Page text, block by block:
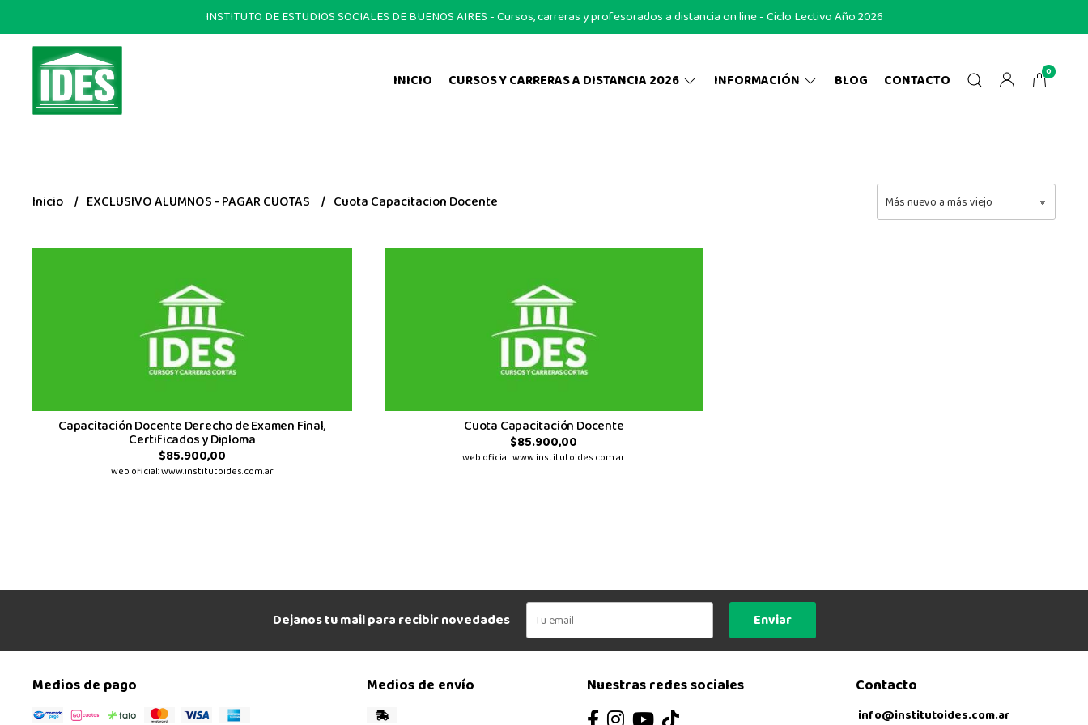
INSTITUTO DE ESTUDIOS SOCIALES DE BUENOS AIRES - Cursos, carreras y profesorados a distancia on line - Ciclo Lectivo Año 2026
INICIO CURSOS Y CARRERAS A DISTANCIA 2026 INFORMACIÓN BLOG CONTACTO 0
Inicio EXCLUSIVO ALUMNOS - PAGAR CUOTAS Cuota Capacitacion Docente
Capacitación Docente Derecho de Examen Final,
Certificados y Diploma
$85.900,00
web oficial: www.institutoides.com.ar
Cuota Capacitación Docente
$85.900,00
web oficial: www.institutoides.com.ar
Dejanos tu mail para recibir novedades Enviar
Medios de pago Medios de envío Nuestras redes sociales Contacto
info@institutoides.com.ar